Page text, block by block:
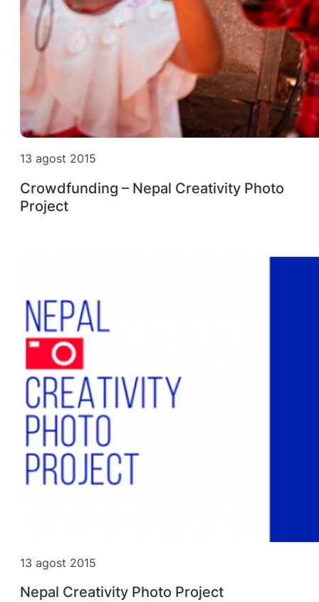
13 agost 2015
Crowdfunding – Nepal Creativity Photo
Project
13 agost 2015
Nepal Creativity Photo Project